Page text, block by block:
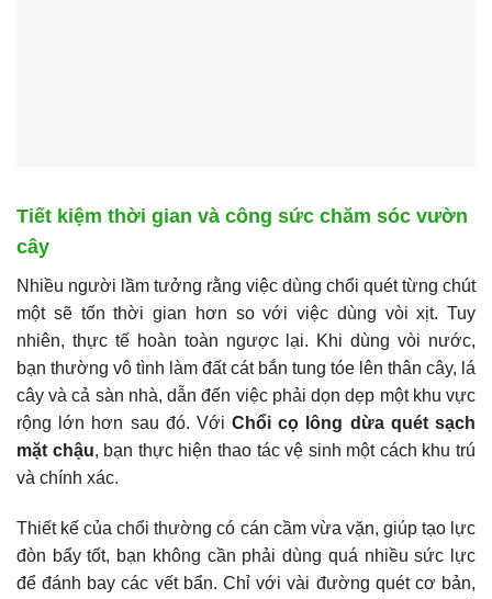
Tiết kiệm thời gian và công sức chăm sóc vườn
cây
Nhiều người lầm tưởng rằng việc dùng chổi quét từng chút
một sẽ tốn thời gian hơn so với việc dùng vòi xịt. Tuy
nhiên, thực tế hoàn toàn ngược lại. Khi dùng vòi nước,
bạn thường vô tình làm đất cát bắn tung tóe lên thân cây, lá
cây và cả sàn nhà, dẫn đến việc phải dọn dẹp một khu vực
rộng lớn hơn sau đó. VớiChổi cọ lông dừa quét sạch
mặt chậu, bạn thực hiện thao tác vệ sinh một cách khu trú
và chính xác.
Thiết kế của chổi thường có cán cầm vừa vặn, giúp tạo lực
đòn bẩy tốt, bạn không cần phải dùng quá nhiều sức lực
để đánh bay các vết bẩn. Chỉ với vài đường quét cơ bản,